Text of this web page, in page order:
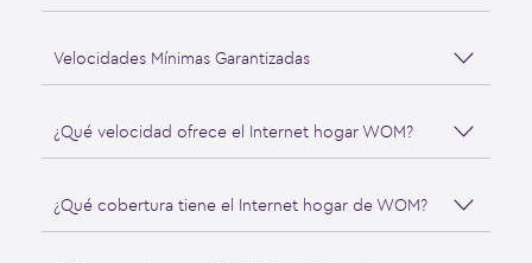
Velocidades Mínimas Garantizadas
¿Qué velocidad ofrece el Internet hogar WOM?
¿Qué cobertura tiene el Internet hogar de WOM?